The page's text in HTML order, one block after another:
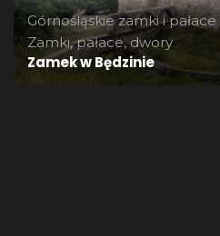
Górnośląskie zamki i pałace
Zamki, pałace, dwory
Zamek w Będzinie